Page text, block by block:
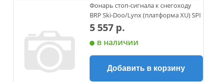
Фонарь стоп-сигнала к снегоходу
BRP Ski-Doo/Lynx (платформа XU) SPI
5 557 р.
в наличии
Добавить в корзину